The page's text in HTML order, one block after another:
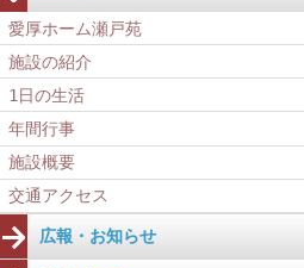
愛厚ホーム瀬戸苑
施設の紹介
1日の生活
年間行事
施設概要
交通アクセス
広報・お知らせ